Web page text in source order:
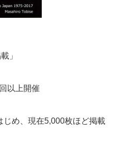
」
以上開催
め、現在5,000枚ほど掲載